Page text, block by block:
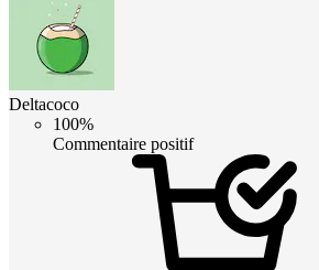
Deltacoco
100%
Commentaire positif